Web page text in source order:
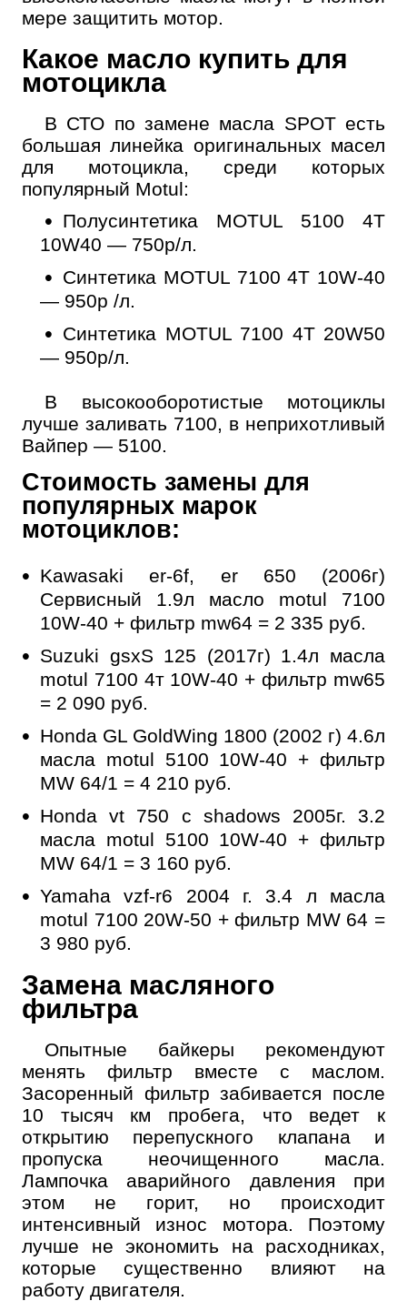
мере защитить мотор.
Какое масло купить для
мотоцикла
В СТО по замене масла SPOT есть
большая линейка оригинальных масел
для мотоцикла, среди которых
популярный Motul:
Полусинтетика MOTUL 5100 4T
10W40 — 750р/л.
Синтетика MOTUL 7100 4T 10W-40
— 950р /л.
Синтетика MOTUL 7100 4T 20W50
— 950р/л.
В высокооборотистые мотоциклы
лучше заливать 7100, в неприхотливый
Вайпер — 5100.
Стоимость замены для
популярных марок
мотоциклов:
Kawasaki er-6f, er 650 (2006г)
Сервисный 1.9л масло motul 7100
10W-40 + фильтр mw64 = 2 335 руб.
Suzuki gsxS 125 (2017г) 1.4л масла
motul 7100 4т 10W-40 + фильтр mw65
= 2 090 руб.
Honda GL GoldWing 1800 (2002 г) 4.6л
масла motul 5100 10W-40 + фильтр
MW 64/1 = 4 210 руб.
Honda vt 750 c shadows 2005г. 3.2
масла motul 5100 10W-40 + фильтр
MW 64/1 = 3 160 руб.
Yamaha vzf-r6 2004 г. 3.4 л масла
motul 7100 20W-50 + фильтр MW 64 =
3 980 руб.
Замена масляного
фильтра
Опытные байкеры рекомендуют
менять фильтр вместе с маслом.
Засоренный фильтр забивается после
10 тысяч км пробега, что ведет к
открытию перепускного клапана и
пропуска неочищенного масла.
Лампочка аварийного давления при
этом не горит, но происходит
интенсивный износ мотора. Поэтому
лучше не экономить на расходниках,
которые существенно влияют на
работу двигателя.
Онлайн запись
Выберите одну или несколько услуг
Далее
История обслуживания
Номер телефона
ОК